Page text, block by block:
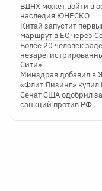
ВДНХ может войти в
наследия ЮНЕСКО
Китай запустит
маршрут в ЕС через
Более 20 человек
Сити»
Минздрав добавил в
«Флит Лизинг» купил
Сенат США одобрил
санкций против РФ